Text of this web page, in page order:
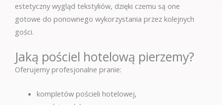
estetyczny wygląd tekstyliów, dzięki czemu są one
gotowe do ponownego wykorzystania przez kolejnych
gości.
Jaką pościel hotelową pierzemy?
Oferujemy profesjonalne pranie:
kompletów pościeli hotelowej,